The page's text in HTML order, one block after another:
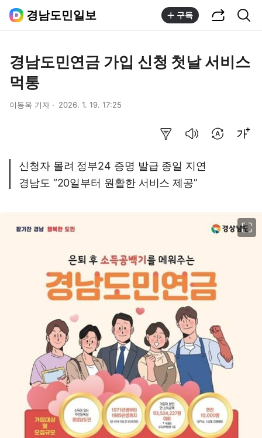
경남도민일보 구독
경남도민연금 가입 신청 첫날 서비스
먹통
이동욱 기자 2026. 1. 19. 17:25
신청자 몰려 정부24 증명 발급 종일 지연
경남도 “20일부터 원활한 서비스 제공”